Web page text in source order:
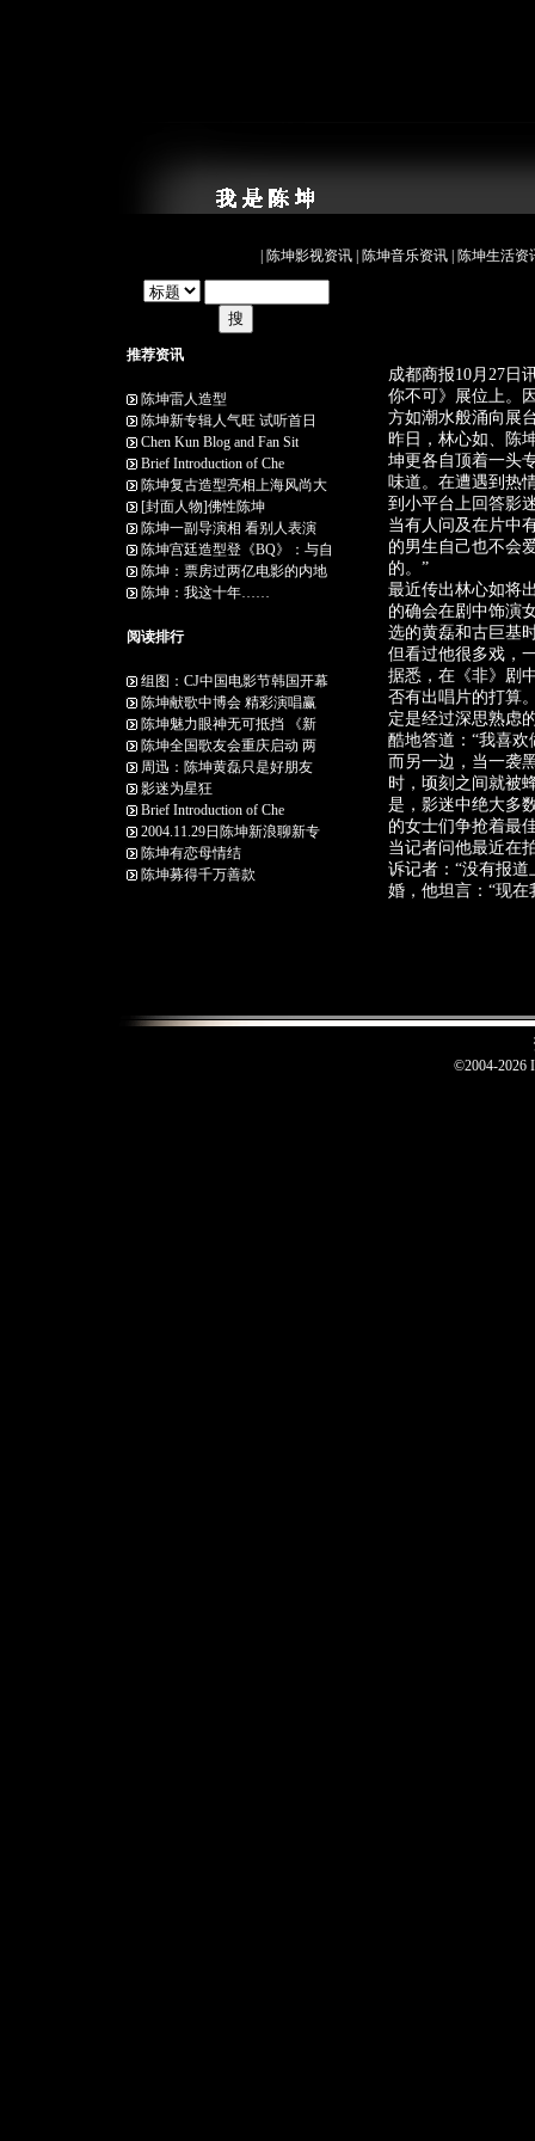
陈坤影视资讯 陈坤音乐资讯 陈坤生活资
推荐资讯
陈坤雷人造型
陈坤新专辑人气旺 试听首日
Chen Kun Blog and Fan Sit
Brief Introduction of Che
陈坤复古造型亮相上海风尚大
[封面人物]佛性陈坤
陈坤一副导演相 看别人表演
陈坤宫廷造型登《BQ》：与自
陈坤：票房过两亿电影的内地
陈坤：我这十年……
阅读排行
组图：CJ中国电影节韩国开幕
陈坤献歌中博会 精彩演唱赢
陈坤魅力眼神无可抵挡 《新
陈坤全国歌友会重庆启动 两
周迅：陈坤黄磊只是好朋友
影迷为星狂
Brief Introduction of Che
2004.11.29日陈坤新浪聊新专
陈坤有恋母情结
陈坤募得千万善款
成都商报10月27
你不可》展位上。
方如潮水般涌向展
昨日，林心如、陈
坤更各自顶着一头
味道。在遭遇到热
到小平台上回答影
当有人问及在片中
的男生自己也不会
的。”
最近传出林心如将
的确会在剧中饰演
选的黄磊和古巨基
但看过他很多戏，
据悉，在《非》剧
否有出唱片的打算
定是经过深思熟虑
酷地答道：“我喜
而另一边，当一袭
时，顷刻之间就被
是，影迷中绝大多
的女士们争抢着最
当记者问他最近在
诉记者：“没有报
婚，他坦言：“现
©2004-2026